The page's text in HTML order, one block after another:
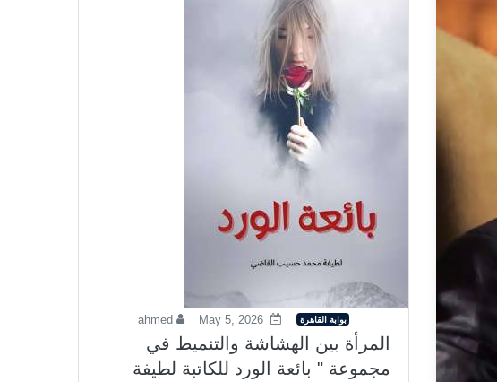
بوابة القاهرة May 5, 2026
ahmed
المرأة بين الهشاشة والتنميط في
مجموعة " بائعة الورد للكاتبة لطيفة